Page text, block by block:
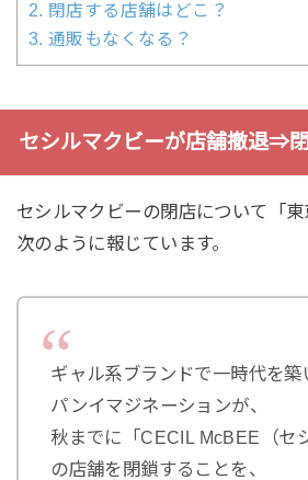
2. 閉店する店舗はどこ？
3. 通販もなくなる？
セシルマクビーが店舗撤退⇒
セシルマクビーの閉店について「
次のように報じています。
ギャル系ブランドで一時代を築
パンイマジネーションが、
秋までに「CECIL McBEE（セ
の店舗を閉鎖することを、